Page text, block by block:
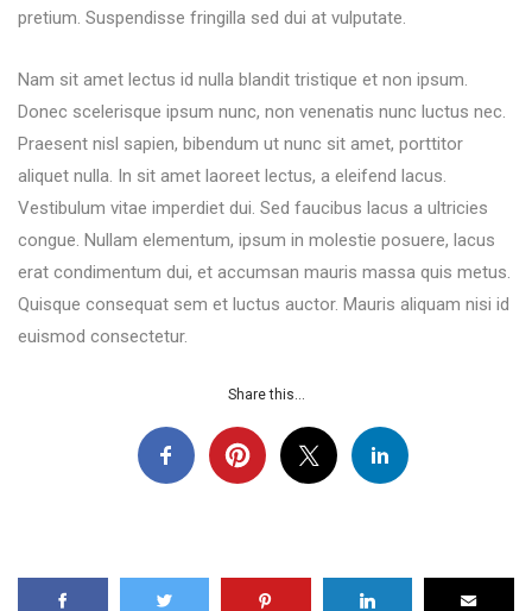
pretium. Suspendisse fringilla sed dui at vulputate.
Nam sit amet lectus id nulla blandit tristique et non ipsum.
Donec scelerisque ipsum nunc, non venenatis nunc luctus nec.
Praesent nisl sapien, bibendum ut nunc sit amet, porttitor
aliquet nulla. In sit amet laoreet lectus, a eleifend lacus.
Vestibulum vitae imperdiet dui. Sed faucibus lacus a ultricies
congue. Nullam elementum, ipsum in molestie posuere, lacus
erat condimentum dui, et accumsan mauris massa quis metus.
Quisque consequat sem et luctus auctor. Mauris aliquam nisi id
euismod consectetur.
Share this...